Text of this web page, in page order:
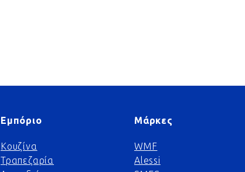
Εμπόριο
Κουζίνα
Τραπεζαρία
Μάρκες
WMF
Alessi